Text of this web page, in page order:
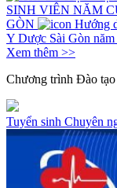
SINH VIÊN NĂM
GÒN
Hướng
Y Dược Sài Gòn năm
Xem thêm >>
Chương trình Đào tạo
Tuyển sinh Chuyên